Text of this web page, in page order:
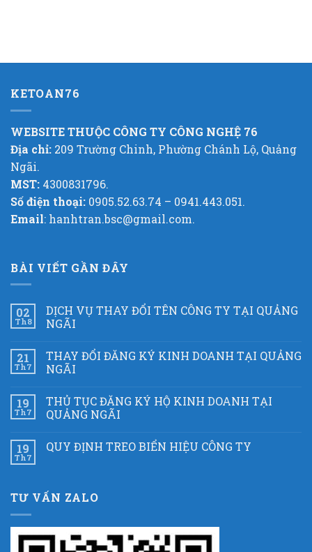
KETOAN76
WEBSITE THUỘC CÔNG TY CÔNG NGHỆ 76
Địa chỉ: 209 Trường Chinh, Phường Chánh Lộ, Quảng
Ngãi.
MST: 4300831796.
Số điện thoại: 0905.52.63.74 – 0941.443.051.
Email: hanhtran.bsc@gmail.com.
BÀI VIẾT GẦN ĐÂY
02
Th8
DỊCH VỤ THAY ĐỔI TÊN CÔNG TY TẠI QUẢNG
NGÃI
21
Th7
THAY ĐỔI ĐĂNG KÝ KINH DOANH TẠI QUẢNG
NGÃI
19
Th7
THỦ TỤC ĐĂNG KÝ HỘ KINH DOANH TẠI
QUẢNG NGÃI
19
Th7
QUY ĐỊNH TREO BIỂN HIỆU CÔNG TY
TƯ VẤN ZALO